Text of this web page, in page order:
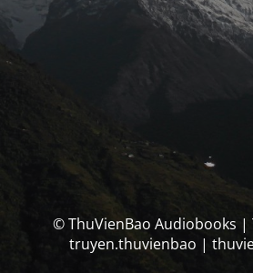
© ThuVienBao Audiobooks |
truyen.thuvienbao |